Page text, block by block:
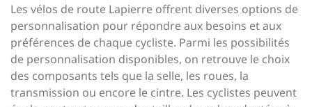
Les vélos de route Lapierre offrent diverses options de
personnalisation pour répondre aux besoins et aux
préférences de chaque cycliste. Parmi les possibilités
de personnalisation disponibles, on retrouve le choix
des composants tels que la selle, les roues, la
transmission ou encore le cintre. Les cyclistes peuvent